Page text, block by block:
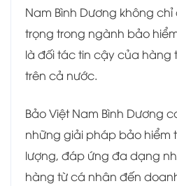
Nam Bình Dương không
trọng trong ngành bảo
là đối tác tin cậy của hàng
trên cả nước.
Bảo Việt Nam Bình Dương
những giải pháp bảo hiểm
lượng, đáp ứng đa dạng
hàng từ cá nhân đến